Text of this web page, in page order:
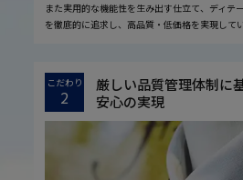
また実用的な機能性を生み出す仕立て、ディテ
を徹底的に追求し、高品質・低価格を実現して
こだわり
2
厳しい品質管理体制に
安心の実現